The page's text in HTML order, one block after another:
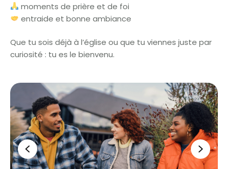
moments de prière et de foi
entraide et bonne ambiance
Que tu sois déjà à l’église ou que tu viennes juste par
curiosité : tu es le bienvenu.